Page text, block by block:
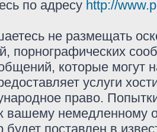
по адресу http://
не размещать
порнографических
которые могут
услуги
право.
вашему немедленному
будет поставлен в